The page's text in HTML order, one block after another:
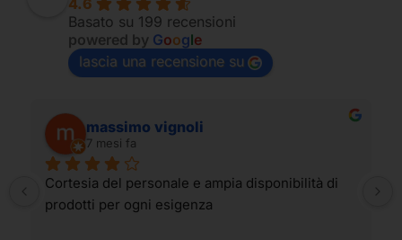
4.6
Basato su 199 recensioni
powered by Google
lascia una recensione su
massimo vignoli
7 mesi fa
Cortesia del personale e ampia disponibilità di
prodotti per ogni esigenza